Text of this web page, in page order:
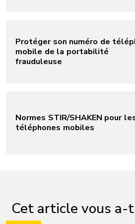
Protéger son numéro de
mobile de la portabilité
frauduleuse
Normes STIR/SHAKEN pour
téléphones mobiles
Cet article vous